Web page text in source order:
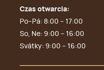
Czas otwarcia:
Po–Pá: 8:00 – 17:00
So, Ne: 9:00 – 16:00
Svátky: 9:00 – 16:00